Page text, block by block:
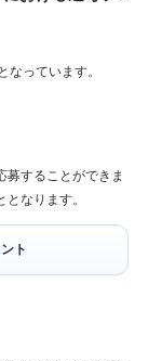
っています。
募することができま
なります。
ト